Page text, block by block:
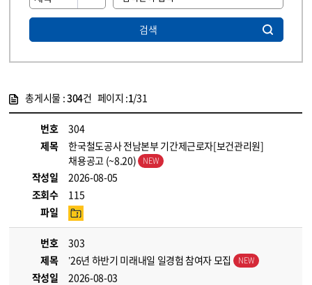
검색
총게시물 :304건 페이지 :1/31
번호
304
제목
한국철도공사 전남본부 기간제근로자[보건관리원]
채용공고 (~8.20)
작성일
2026-08-05
조회수
115
파일
번호
303
제목
’26년 하반기 미래내일 일경험 참여자 모집
작성일
2026-08-03